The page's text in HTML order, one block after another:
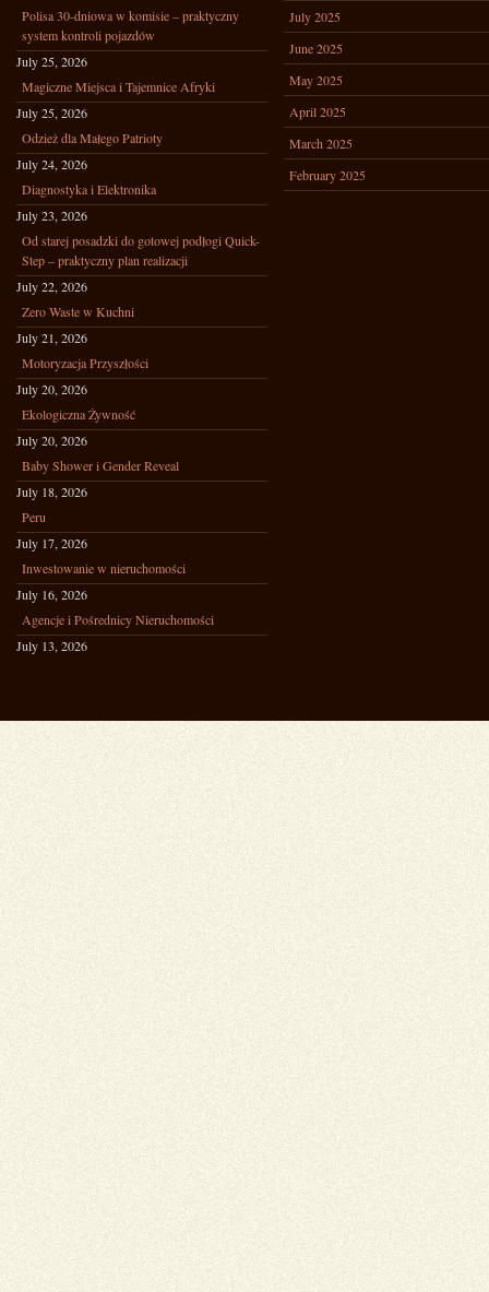
Polisa 30-dniowa w komisie – praktyczny
system kontroli pojazdów
July 25, 2026
Magiczne Miejsca i Tajemnice Afryki
July 25, 2026
Odzież dla Małego Patrioty
July 24, 2026
Diagnostyka i Elektronika
July 23, 2026
Od starej posadzki do gotowej podłogi Quick-
Step – praktyczny plan realizacji
July 22, 2026
Zero Waste w Kuchni
July 21, 2026
Motoryzacja Przyszłości
July 20, 2026
Ekologiczna Żywność
July 20, 2026
Baby Shower i Gender Reveal
July 18, 2026
Peru
July 17, 2026
Inwestowanie w nieruchomości
July 16, 2026
Agencje i Pośrednicy Nieruchomości
July 13, 2026
July 2025
June 2025
May 2025
April 2025
March 2025
February 2025